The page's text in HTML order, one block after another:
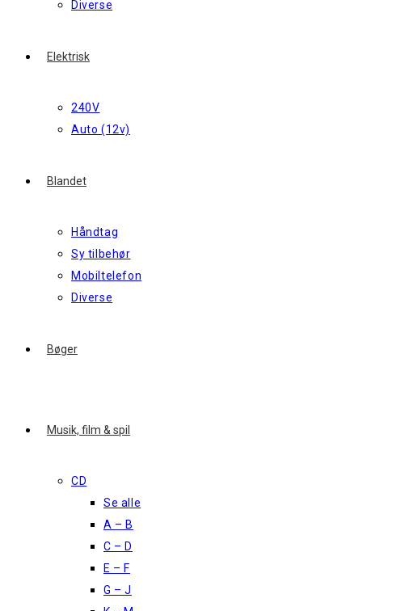
Diverse
Elektrisk
240V
Auto (12v)
Blandet
Håndtag
Sy tilbehør
Mobiltelefon
Diverse
Bøger
Musik, film & spil
CD
Se alle
A – B
C – D
E – F
G – J